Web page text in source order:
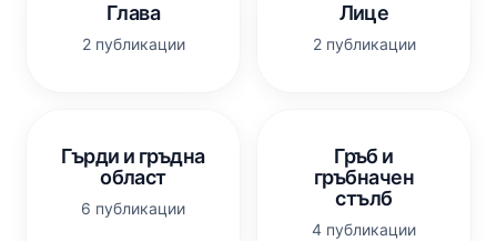
Глава
2 публикации
Лице
2 публикации
Гърди и гръдна
област
6 публикации
Гръб и
гръбначен
стълб
4 публикации